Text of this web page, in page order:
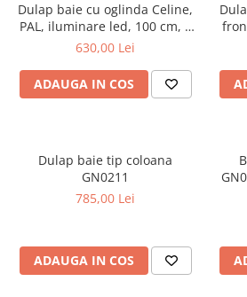
Dulap baie cu oglinda Celine,
PAL, iluminare led, 100 cm, 3
usi, 3 rafturi, soft close, alb
630,00 Lei
ADAUGA IN COS
Dulap baie tip coloana
GN0211
785,00 Lei
ADAUGA IN COS